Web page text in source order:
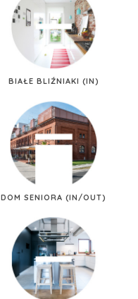
BIAŁE BLIŹNIAKI (IN)
DOM SENIORA (IN/OUT)